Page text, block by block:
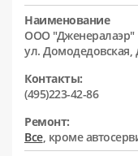
Наименование
ООО "Дженералаэр"
ул. Домодедовская,
Контакты:
(495)223-42-86
Ремонт:
Все, кроме